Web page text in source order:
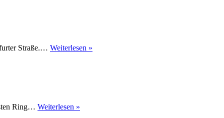
Straße.… Weiterlesen »
Ring… Weiterlesen »